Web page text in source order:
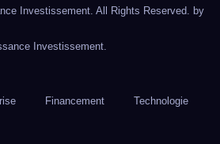
Investissement. All Rights Reserved. by
Investissement.
Financement Technologie